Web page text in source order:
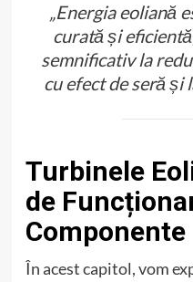
„Energia eoliană
curată și
semnificativ la
cu efect de seră și
Turbinele
de
Componente
În acest capitol, vom